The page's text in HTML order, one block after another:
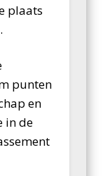
plaats
punten
en
in de